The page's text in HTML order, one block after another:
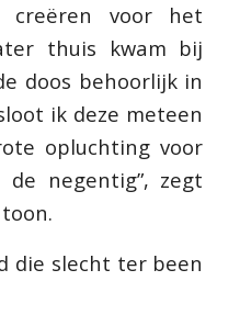
creëren voor het
thuis kwam bij
doos behoorlijk in
ik deze meteen
opluchting voor
negentig”, zegt
die slecht ter been